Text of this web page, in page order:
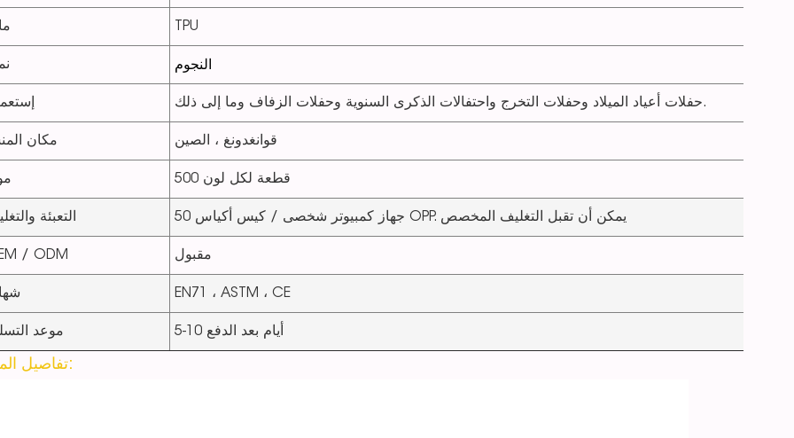
TPU
النجوم
حفلات أعياد الميلاد وحفلات التخرج واحتفالات الذكرى السنوية وحفلات الزفاف وما إلى ذلك.
مكان قوانغدونغ ، الصين
500 قطعة لكل لون
التعبئة 50 جهاز كمبيوتر شخصى / كيس أكياس OPP. يمكن أن تقبل التغليف المخصص
/ ODM مقبول
EN71 ، ASTM ، CE
موعد 5-10 أيام بعد الدفع
تفاصيل المنتج: